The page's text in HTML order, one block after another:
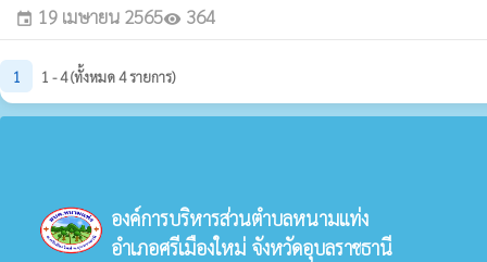
event 19 เมษายน 2565visibility 364
1 1 - 4 (ทั้งหมด 4 รายการ)
องค์การบริหารส่วนตำบลหนามแท่ง
อำเภอศรีเมืองใหม่ จังหวัดอุบลราชธานี